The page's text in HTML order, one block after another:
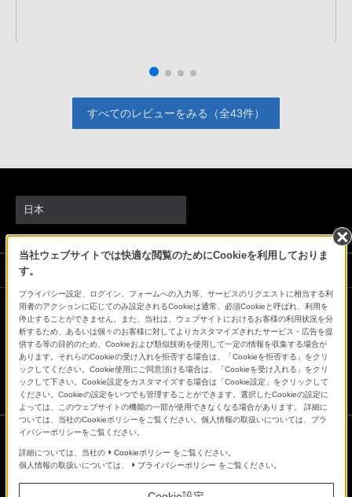
すべてのレビューをみる（全43件）
当社ウェブサイトでは快適な閲覧のためにCookieを利用しておりま
す。
プライバシー設定、ログイン、フォームへの入力等、サービスのリクエストに相当する利
用者のアクションに応じてのみ設定されるCookieは通常、必須Cookieと呼ばれ、利用を
停止することができません。また、当社は、ウェブサイトにおけるお客様の利用状況を分
析するため、あるいは個々のお客様に対してよりカスタマイズされたサービス・広告を提
供する等の目的のため、Cookieおよび類似技術を使用して一定の情報を収集する場合が
あります。それらのCookieの受け入れを拒否する場合は、「Cookieを拒否する」をクリ
ックしてください。Cookie使用にご同意頂ける場合は、「Cookieを受け入れる」をクリ
ックして下さい。Cookie設定をカスタマイズする場合は「Cookie設定」をクリックして
ください。Cookieの設定をいつでも管理することができます。選択したCookieの設定に
よっては、このウェブサイトの機能の一部が使用できなくなる場合があります。 詳細に
ついては、当社のCookieポリシーをご覧ください。個人情報の取扱いについては、プラ
イバシーポリシーをご覧ください。
詳細については、当社の Cookieポリシー をご覧ください。
個人情報の取扱いについては、
プライバシーポリシー をご覧ください。
日本
ソニーストアでのお買い物にあたって
会社情報 採用情報 特約店のご案内
ニュースリリース
環境情報
My Sony 利用規約
ご利用条件
プライバシーポリシー